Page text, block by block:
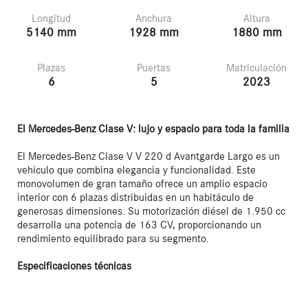
Longitud
5140 mm
Anchura
1928 mm
Altura
1880 mm
Plazas
6
Puertas
5
Matriculación
2023
El Mercedes-Benz Clase V: lujo y espacio para toda la familia
El Mercedes-Benz Clase V V 220 d Avantgarde Largo es un
vehículo que combina elegancia y funcionalidad. Este
monovolumen de gran tamaño ofrece un amplio espacio
interior con 6 plazas distribuidas en un habitáculo de
generosas dimensiones. Su motorización diésel de 1.950 cc
desarrolla una potencia de 163 CV, proporcionando un
rendimiento equilibrado para su segmento.
Especificaciones técnicas